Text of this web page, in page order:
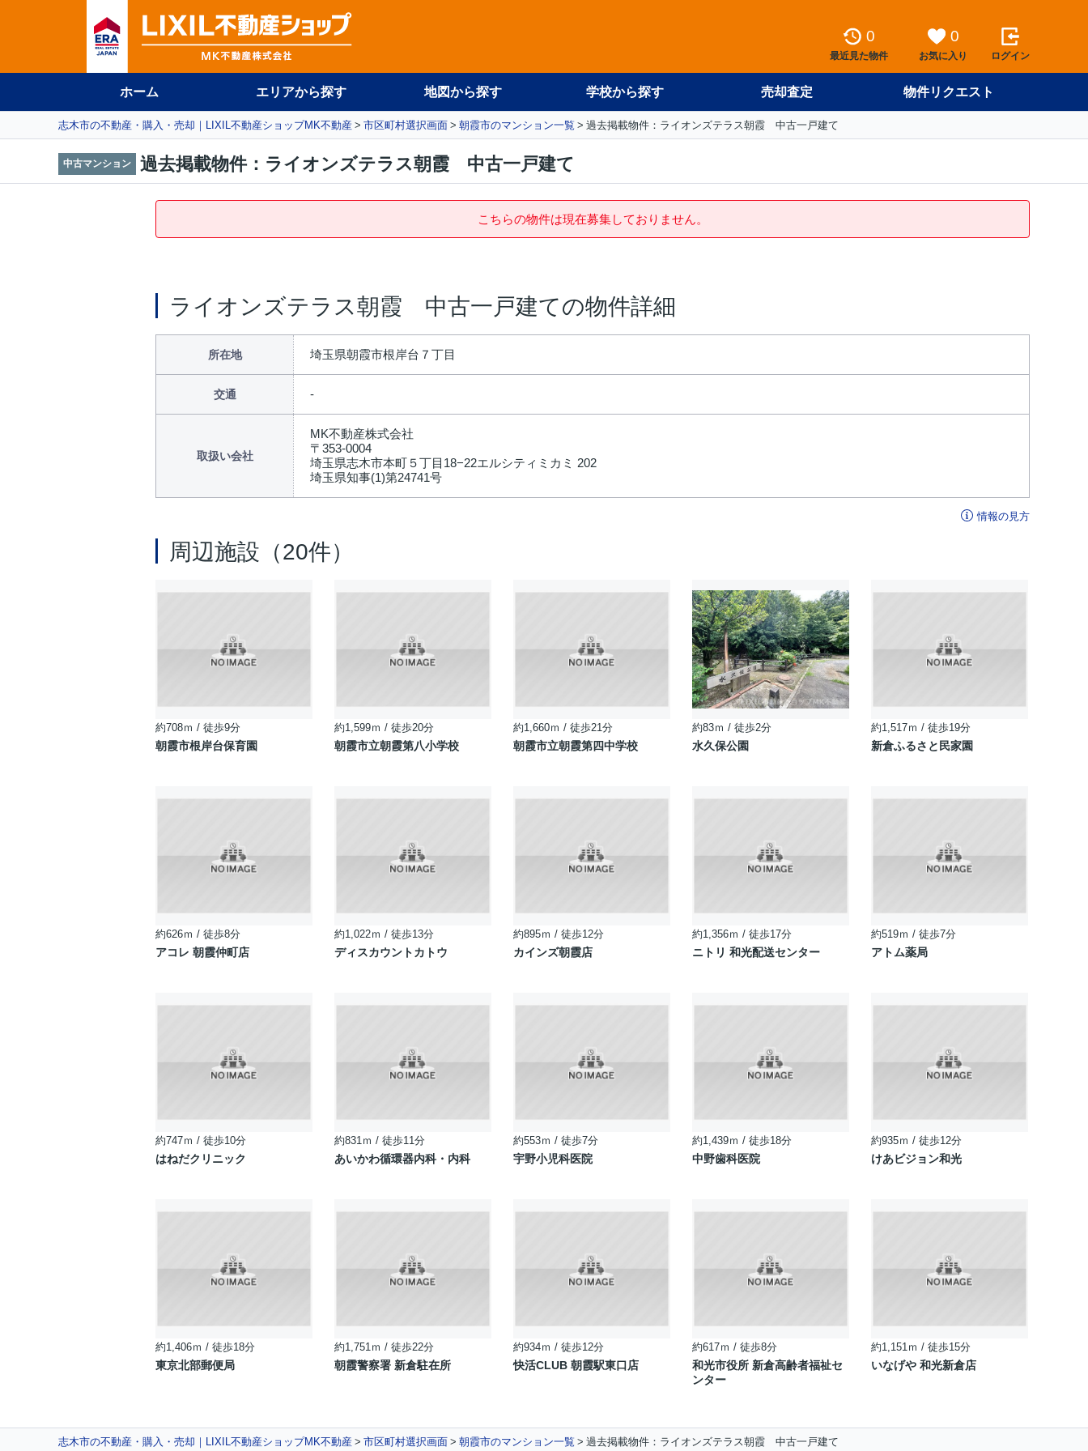
0
最近見た物件
0
お気に入り ログイン
ホーム エリアから探す 地図から探す 学校から探す 売却査定 物件リクエスト
志木市の不動産・購入・売却｜LIXIL不動産ショップMK不動産 市区町村選択画面 朝霞市のマンション一覧 過去掲載物件：ライオンズテラス朝霞 中古一戸建て
中古マンション 過去掲載物件：ライオンズテラス朝霞 中古一戸建て
こちらの物件は現在募集しておりません。
ライオンズテラス朝霞 中古一戸建ての物件詳細
所在地 埼玉県朝霞市根岸台７丁目
交通
取扱い会社
MK不動産株式会社
〒353-0004
埼玉県志木市本町５丁目18−22エルシティミカミ 202
埼玉県知事(1)第24741号
情報の見方
周辺施設（20件）
約708ｍ / 徒歩9分
朝霞市根岸台保育園
約1,599ｍ / 徒歩20分
朝霞市立朝霞第八小学校
約1,660ｍ / 徒歩21分
朝霞市立朝霞第四中学校
約83ｍ / 徒歩2分
水久保公園
約1,517ｍ / 徒歩19分
新倉ふるさと民家園
約626ｍ / 徒歩8分
アコレ 朝霞仲町店
約1,022ｍ / 徒歩13分
ディスカウントカトウ
約895ｍ / 徒歩12分
カインズ朝霞店
約1,356ｍ / 徒歩17分
ニトリ 和光配送センター
約519ｍ / 徒歩7分
アトム薬局
約747ｍ / 徒歩10分
はねだクリニック
約831ｍ / 徒歩11分
あいかわ循環器内科・内科
約553ｍ / 徒歩7分
宇野小児科医院
約1,439ｍ / 徒歩18分
中野歯科医院
約935ｍ / 徒歩12分
けあビジョン和光
約1,406ｍ / 徒歩18分
東京北部郵便局
約1,751ｍ / 徒歩22分
朝霞警察署 新倉駐在所
約934ｍ / 徒歩12分
快活CLUB 朝霞駅東口店
約617ｍ / 徒歩8分
和光市役所 新倉高齢者福祉セ
ンター
約1,151ｍ / 徒歩15分
いなげや 和光新倉店
志木市の不動産・購入・売却｜LIXIL不動産ショップMK不動産 市区町村選択画面 朝霞市のマンション一覧 過去掲載物件：ライオンズテラス朝霞 中古一戸建て